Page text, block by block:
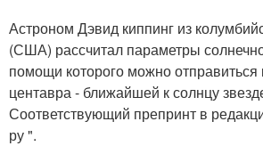
Астроном Дэвид киппинг из
(США) рассчитал параметры
помощи которого можно отправиться
центавра - ближайшей к солнцу
Соответствующий препринт в
ру ".